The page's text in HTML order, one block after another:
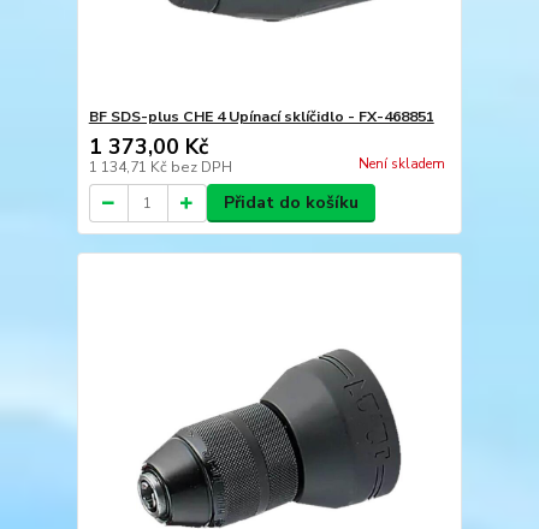
BF SDS-plus CHE 4 Upínací sklíčidlo - FX-468851
1 373,00 Kč
1 134,71 Kč bez DPH Není skladem
Přidat do košíku